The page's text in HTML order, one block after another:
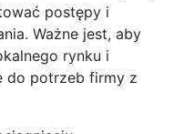
postępy i
Ważne jest, aby
rynku i
do potrzeb firmy z